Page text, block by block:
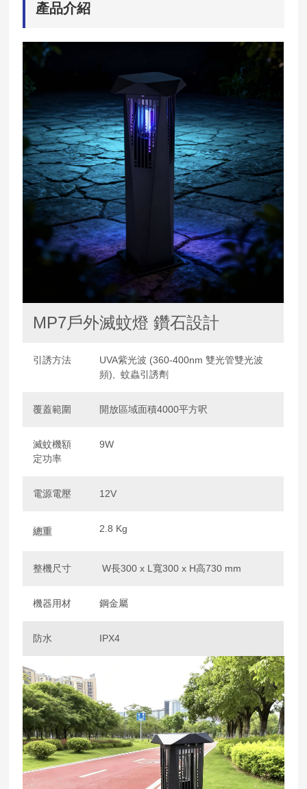
產品介紹
MP7戶外滅蚊燈 鑽石設計
引誘方法
UVA紫光波 (360-400nm 雙光管雙光波
頻), 蚊蟲引誘劑
覆蓋範圍 開放區域面積4000平方呎
滅蚊機額
定功率
9W
電源電壓 12V
總重 2.8 Kg
整機尺寸 W長300 x L寬300 x H高730 mm
機器用材 鋼金屬
防水 IPX4